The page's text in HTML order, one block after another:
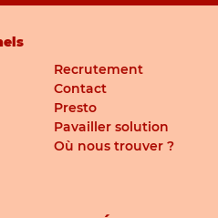
Recrutement
Contact
Presto
Pavailler solution
Où nous trouver ?